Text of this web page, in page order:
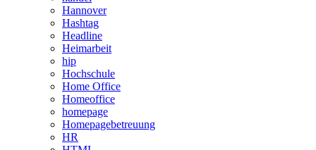
Hannover
Hashtag
Headline
Heimarbeit
hip
Hochschule
Home Office
Homeoffice
homepage
Homepagebetreuung
HR